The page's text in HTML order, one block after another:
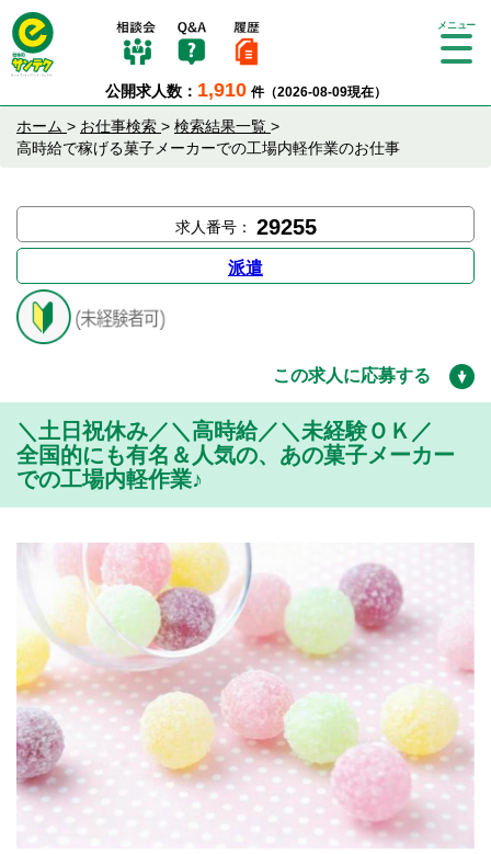
公開求人数： 1,910 件（2026-08-09現在）
Tog
ホーム > お仕事検索 > 検索結果一覧 >
高時給で稼げる菓子メーカーでの工場内軽作業のお仕事
求人番号： 29255
派遣
この求人に応募する
＼土日祝休み／＼高時給／＼未経験ＯＫ／
全国的にも有名＆人気の、あの菓子メーカー
での工場内軽作業♪